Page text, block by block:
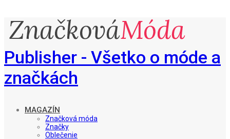
Publisher - Všetko o móde a
značkách
MAGAZÍN
Značková móda
Značky
Oblečenie